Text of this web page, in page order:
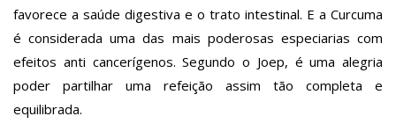
favorece a saúde digestiva e o trato intestinal. E a Curcuma
é considerada uma das mais poderosas especiarias com
efeitos anti cancerígenos. Segundo o Joep, é uma alegria
poder partilhar uma refeição assim tão completa e
equilibrada.